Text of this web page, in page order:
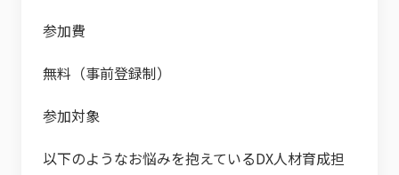
参加費
無料（事前登録制）
参加対象
以下のようなお悩みを抱えているDX人材育成担